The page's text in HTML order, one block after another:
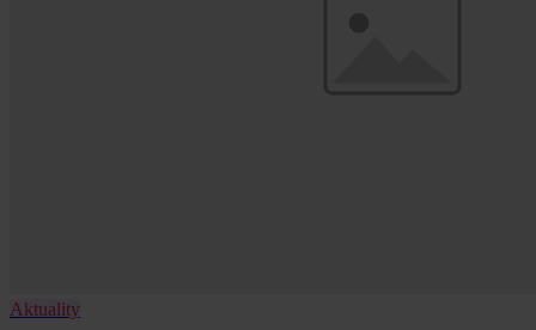
Aktuality